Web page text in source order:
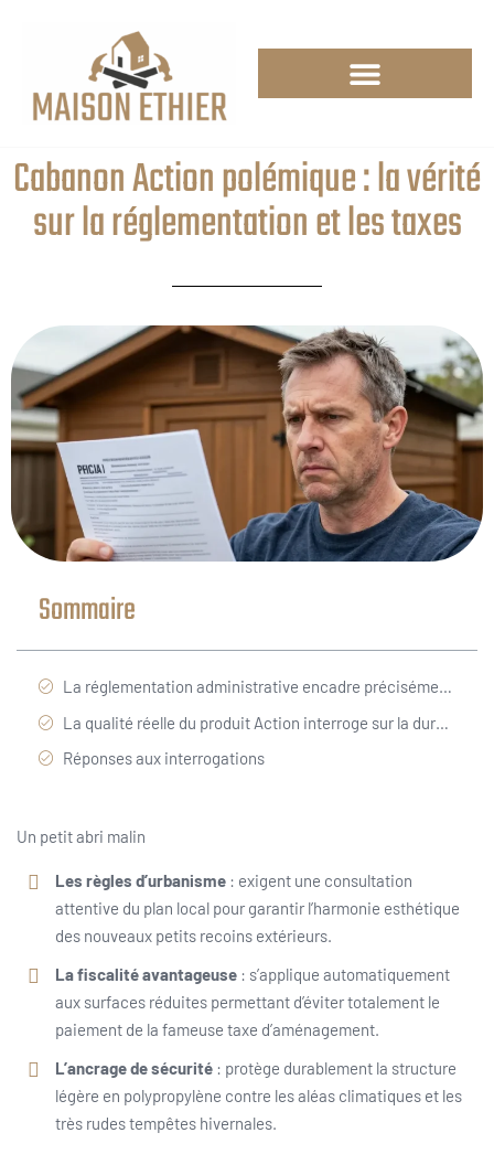
Cabanon Action polémique : la vérité
sur la réglementation et les taxes
Sommaire
La réglementation administrative encadre précisément l installation du cabanon de jardin Action
La qualité réelle du produit Action interroge sur la durabilité face aux conditions climatiques
Réponses aux interrogations
Un petit abri malin
Les règles d’urbanisme : exigent une consultation
attentive du plan local pour garantir l’harmonie esthétique
des nouveaux petits recoins extérieurs.
La fiscalité avantageuse : s’applique automatiquement
aux surfaces réduites permettant d’éviter totalement le
paiement de la fameuse taxe d’aménagement.
L’ancrage de sécurité : protège durablement la structure
légère en polypropylène contre les aléas climatiques et les
très rudes tempêtes hivernales.